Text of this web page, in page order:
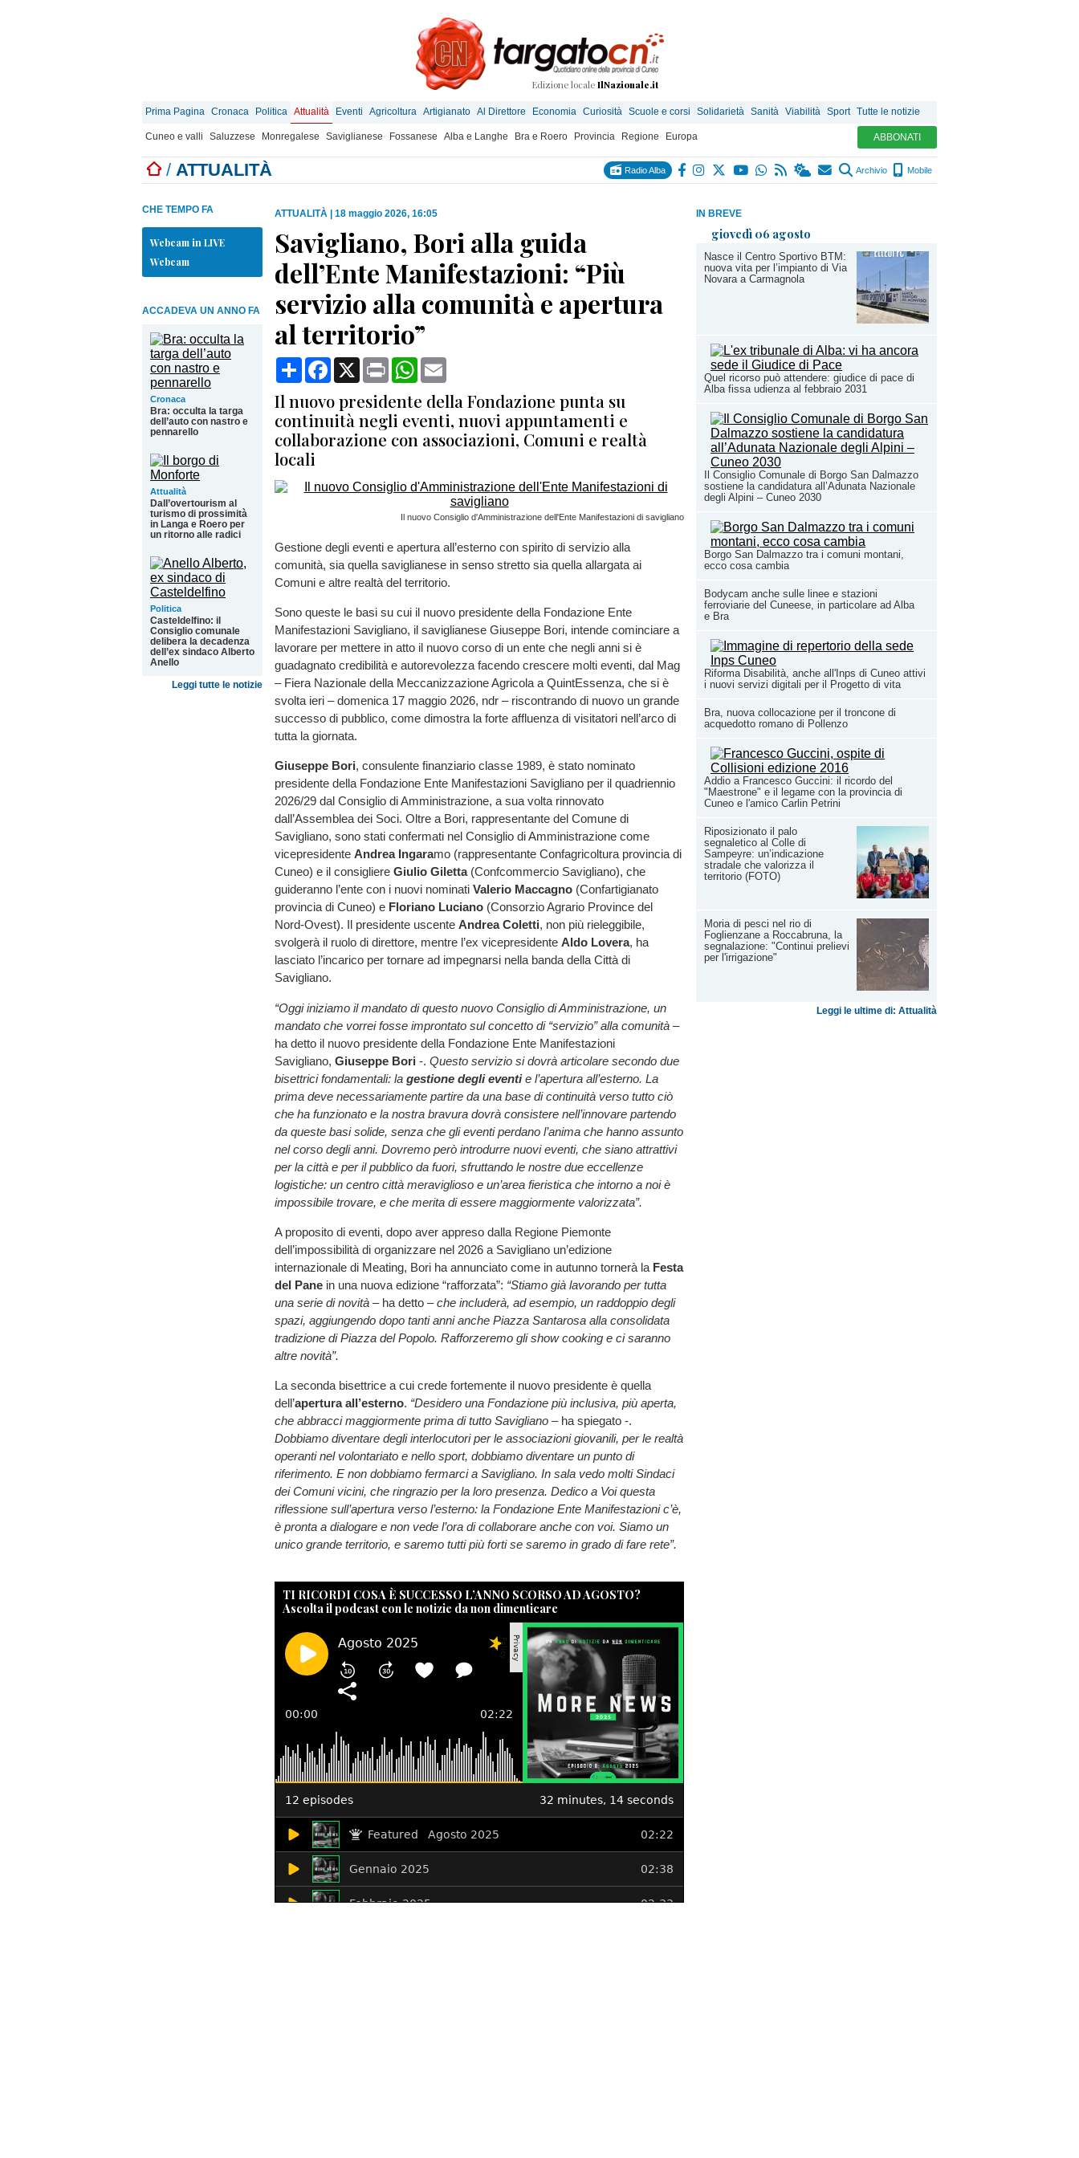
Edizione locale IlNazionale.it
Prima Pagina Cronaca Politica Attualità Eventi Agricoltura Artigianato Al Direttore Economia Curiosità Scuole e corsi Solidarietà Sanità Viabilità Sport Tutte le notizie
Cuneo e valli Saluzzese Monregalese Saviglianese Fossanese Alba e Langhe Bra e Roero Provincia Regione Europa ABBONATI
/ ATTUALITÀ Radio Alba Archivio Mobile
IN BREVE
giovedì 06 agosto
Nasce il Centro Sportivo BTM:
nuova vita per l’impianto di Via
Novara a Carmagnola
Quel ricorso può attendere: giudice di pace di
Alba fissa udienza al febbraio 2031
Il Consiglio Comunale di Borgo San Dalmazzo
sostiene la candidatura all’Adunata Nazionale
degli Alpini – Cuneo 2030
Borgo San Dalmazzo tra i comuni montani,
ecco cosa cambia
Bodycam anche sulle linee e stazioni
ferroviarie del Cuneese, in particolare ad Alba
e Bra
Riforma Disabilità, anche all'Inps di Cuneo attivi
i nuovi servizi digitali per il Progetto di vita
Bra, nuova collocazione per il troncone di
acquedotto romano di Pollenzo
Addio a Francesco Guccini: il ricordo del
"Maestrone" e il legame con la provincia di
Cuneo e l'amico Carlin Petrini
Riposizionato il palo
segnaletico al Colle di
Sampeyre: un’indicazione
stradale che valorizza il
territorio (FOTO)
Moria di pesci nel rio di
Foglienzane a Roccabruna, la
segnalazione: "Continui prelievi
per l'irrigazione"
Leggi le ultime di: Attualità
CHE TEMPO FA
Webcam in LIVE
Webcam
ACCADEVA UN ANNO FA
Cronaca
Bra: occulta la targa
dell’auto con nastro e
pennarello
Attualità
Dall’overtourism al
turismo di prossimità
in Langa e Roero per
un ritorno alle radici
Politica
Casteldelfino: il
Consiglio comunale
delibera la decadenza
dell’ex sindaco Alberto
Anello
Leggi tutte le notizie
ATTUALITÀ 18 maggio 2026, 16:05
Savigliano, Bori alla guida
dell’Ente Manifestazioni: “Più
servizio alla comunità e apertura
al territorio”
CondividiFacebook
X Print WhatsApp
Il nuovo presidente della Fondazione punta su
continuità negli eventi, nuovi appuntamenti e
collaborazione con associazioni, Comuni e realtà
locali
Il nuovo Consiglio d'Amministrazione dell'Ente Manifestazioni di savigliano
Gestione degli eventi e apertura all’esterno con spirito di servizio alla
comunità, sia quella saviglianese in senso stretto sia quella allargata ai
Comuni e altre realtà del territorio.
Sono queste le basi su cui il nuovo presidente della Fondazione Ente
Manifestazioni Savigliano, il saviglianese Giuseppe Bori, intende cominciare a
lavorare per mettere in atto il nuovo corso di un ente che negli anni si è
guadagnato credibilità e autorevolezza facendo crescere molti eventi, dal Mag
– Fiera Nazionale della Meccanizzazione Agricola a QuintEssenza, che si è
svolta ieri – domenica 17 maggio 2026, ndr – riscontrando di nuovo un grande
successo di pubblico, come dimostra la forte affluenza di visitatori nell’arco di
tutta la giornata.
Giuseppe Bori, consulente finanziario classe 1989, è stato nominato
presidente della Fondazione Ente Manifestazioni Savigliano per il quadriennio
2026/29 dal Consiglio di Amministrazione, a sua volta rinnovato
dall’Assemblea dei Soci. Oltre a Bori, rappresentante del Comune di
Savigliano, sono stati confermati nel Consiglio di Amministrazione come
vicepresidente Andrea Ingaramo (rappresentante Confagricoltura provincia di
Cuneo) e il consigliere Giulio Giletta(Confcommercio Savigliano), che
guideranno l’ente con i nuovi nominati Valerio Maccagno (Confartigianato
provincia di Cuneo) e Floriano Luciano (Consorzio Agrario Province del
Nord-Ovest). Il presidente uscente Andrea Coletti, non più rieleggibile,
svolgerà il ruolo di direttore, mentre l’ex vicepresidente Aldo Lovera, ha
lasciato l’incarico per tornare ad impegnarsi nella banda della Città di
Savigliano.
“Oggi iniziamo il mandato di questo nuovo Consiglio di Amministrazione, un
mandato che vorrei fosse improntato sul concetto di “servizio” alla comunità –
ha detto il nuovo presidente della Fondazione Ente Manifestazioni
Savigliano, Giuseppe Bori -. Questo servizio si dovrà articolare secondo due
bisettrici fondamentali: la gestione degli eventie l’apertura all’esterno. La
prima deve necessariamente partire da una base di continuità verso tutto ciò
che ha funzionato e la nostra bravura dovrà consistere nell’innovare partendo
da queste basi solide, senza che gli eventi perdano l’anima che hanno assunto
nel corso degli anni. Dovremo però introdurre nuovi eventi, che siano attrattivi
per la città e per il pubblico da fuori, sfruttando le nostre due eccellenze
logistiche: un centro città meraviglioso e un’area fieristica che intorno a noi è
impossibile trovare, e che merita di essere maggiormente valorizzata”.
A proposito di eventi, dopo aver appreso dalla Regione Piemonte
dell’impossibilità di organizzare nel 2026 a Savigliano un’edizione
internazionale di Meating, Bori ha annunciato come in autunno tornerà la Festa
del Pane in una nuova edizione “rafforzata”: “Stiamo già lavorando per tutta
una serie di novità – ha detto –che includerà, ad esempio, un raddoppio degli
spazi, aggiungendo dopo tanti anni anche Piazza Santarosa alla consolidata
tradizione di Piazza del Popolo. Rafforzeremo gli show cooking e ci saranno
altre novità”.
La seconda bisettrice a cui crede fortemente il nuovo presidente è quella
dell’apertura all’esterno. “Desidero una Fondazione più inclusiva, più aperta,
che abbracci maggiormente prima di tutto Savigliano – ha spiegato -.
Dobbiamo diventare degli interlocutori per le associazioni giovanili, per le realtà
operanti nel volontariato e nello sport, dobbiamo diventare un punto di
riferimento. E non dobbiamo fermarci a Savigliano. In sala vedo molti Sindaci
dei Comuni vicini, che ringrazio per la loro presenza. Dedico a Voi questa
riflessione sull’apertura verso l’esterno: la Fondazione Ente Manifestazioni c’è,
è pronta a dialogare e non vede l’ora di collaborare anche con voi. Siamo un
unico grande territorio, e saremo tutti più forti se saremo in grado di fare rete”.
TI RICORDI COSA È SUCCESSO L’ANNO SCORSO AD AGOSTO?
Ascolta il podcast con le notizie da non dimenticare